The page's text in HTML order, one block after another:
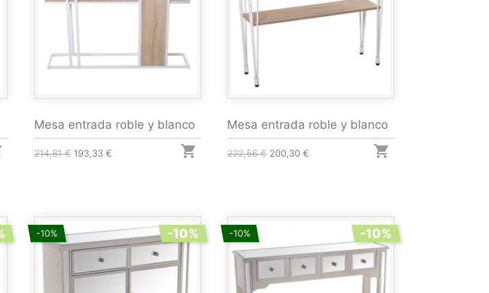
Mesa entrada roble y blanco
214,81 € 193,33 € 
Mesa entrada roble y blanco
222,56 € 200,30 € 
-10% -10% -10% -10%